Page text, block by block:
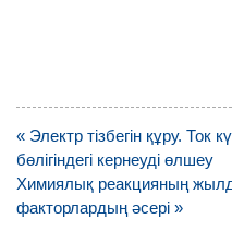
Навигация
по
записям
« Электр тізбегін құру. Ток
бөлігіндегі кернеуді өлшеу
Химиялық реакцияның
факторлардың әсері »